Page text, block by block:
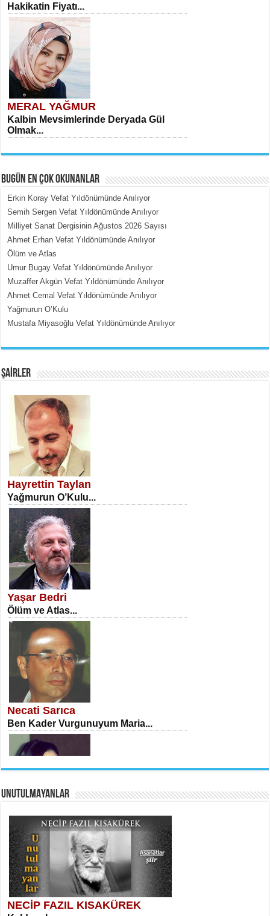
Hakikatin Fiyatı...
MERAL YAĞMUR
Kalbin Mevsimlerinde Deryada Gül
Olmak...
MEHMET ÇOBAN
İçerdeki Put Dışardaki Maskeler...
SATILMIŞ ÜMİT ÇETİNKAYA
Erkenlik...
NECLA DİLEK ARSLAN
Öğretmenler Günü Mahkemesi...
İSA KARATEPE
Ekranlar Arasında Kaybolan İnsan...
AHMET URFALI
Tahlil Denemesi...
BUGÜN EN ÇOK OKUNANLAR
Erkin Koray Vefat Yıldönümünde Anılıyor
Semih Sergen Vefat Yıldönümünde Anılıyor
Milliyet Sanat Dergisinin Ağustos 2026 Sayısı
Ahmet Erhan Vefat Yıldönümünde Anılıyor
Ölüm ve Atlas
Umur Bugay Vefat Yıldönümünde Anılıyor
Muzaffer Akgün Vefat Yıldönümünde Anılıyor
Ahmet Cemal Vefat Yıldönümünde Anılıyor
Yağmurun O’Kulu
Mustafa Miyasoğlu Vefat Yıldönümünde Anılıyor
ŞAİRLER
Hayrettin Taylan
Yağmurun O’Kulu...
Yaşar Bedri
Ölüm ve Atlas...
Necati Sarıca
Ben Kader Vurgunuyum Maria...
Sibel Orhan
İki Kırık Boşluk...
UNUTULMAYANLAR
NECİP FAZIL KISAKÜREK